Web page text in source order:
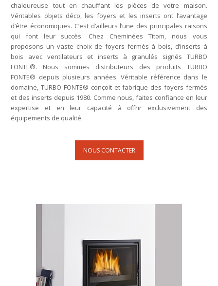
chaleureuse tout en chauffant les pièces de votre maison.
Véritables objets déco, les foyers et les inserts ont l’avantage
d’être économiques. C’est d’ailleurs l’une des principales raisons
qui font leur succès. Chez Cheminées Titom, nous vous
proposons un vaste choix de foyers fermés à bois, d’inserts à
bois avec ventilateurs et inserts à granulés signés TURBO
FONTE®. Nous sommes distributeurs des produits TURBO
FONTE® depuis plusieurs années. Véritable référence dans le
domaine, TURBO FONTE® conçoit et fabrique des foyers fermés
et des inserts depuis 1980. Comme nous, faites confiance en leur
expertise et en leur capacité à offrir exclusivement des
équipements de qualité.
NOUS CONTACTER